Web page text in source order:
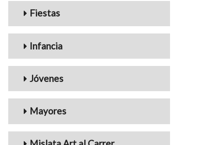
Fiestas
Infancia
Jóvenes
Mayores